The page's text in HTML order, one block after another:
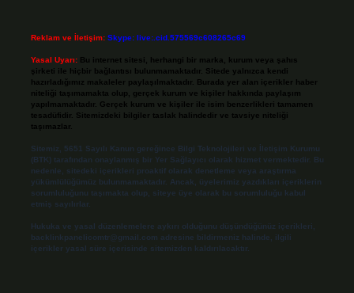
Reklam ve İletişim: Skype: live:.cid.575569c608265c69
Yasal Uyarı: Bu internet sitesi, herhangi bir marka, kurum veya şahıs
şirketi ile hiçbir bağlantısı bulunmamaktadır. Sitede yalnızca kendi
hazırladığımız makaleler paylaşılmaktadır. Burada yer alan içerikler haber
niteliği taşımamakta olup, gerçek kurum ve kişiler hakkında paylaşım
yapılmamaktadır. Gerçek kurum ve kişiler ile isim benzerlikleri tamamen
tesadüfidir. Sitemizdeki bilgiler taslak halindedir ve tavsiye niteliği
taşımazlar.
Sitemiz, 5651 Sayılı Kanun gereğince Bilgi Teknolojileri ve İletişim Kurumu
(BTK) tarafından onaylanmış bir Yer Sağlayıcı olarak hizmet vermektedir. Bu
nedenle, sitedeki içerikleri proaktif olarak denetleme veya araştırma
yükümlülüğümüz bulunmamaktadır. Ancak, üyelerimiz yazdıkları içeriklerin
sorumluluğunu taşımakta olup, siteye üye olarak bu sorumluluğu kabul
etmiş sayılırlar.
Hukuka ve yasal düzenlemelere aykırı olduğunu düşündüğünüz içerikleri,
backlinkpanelicomtr@gmail.com adresine bildirmeniz halinde, ilgili
içerikler yasal süre içerisinde sitemizden kaldırılacaktır.